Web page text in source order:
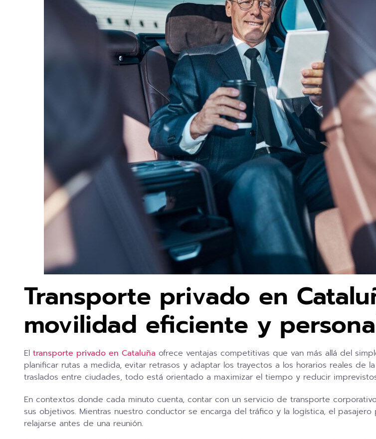
Transporte privado en
movilidad eficiente y
El transporte privado en Cataluña ofrece ventajas competitivas que van más allá del
planificar rutas a medida, evitar retrasos y adaptar los trayectos a los horarios reales de
traslados entre ciudades, todo está orientado a maximizar el tiempo y reducir
En contextos donde cada minuto cuenta, contar con un servicio de transporte
sus objetivos. Mientras nuestro conductor se encarga del tráfico y la logística, el
relajarse antes de una reunión.